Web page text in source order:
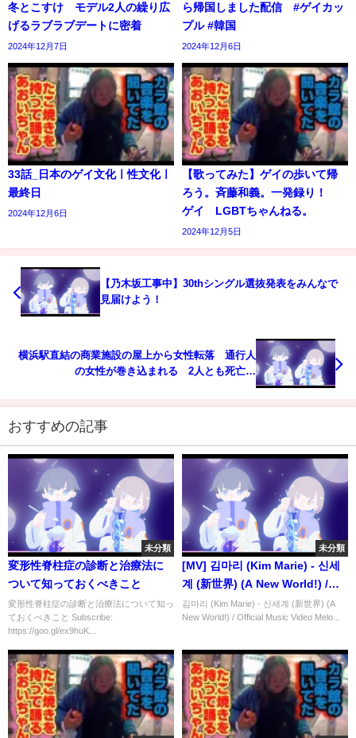
冬とこすけ モデル2人の繰り広
げるラブラブデートに密着
2024年12月7日
ら帰国しました配信 #ゲイカッ
プル #韓国
2024年12月6日
33話_日本のゲイ文化ㅣ性文化ㅣ
最終日
2024年12月6日
【歌ってみた】ゲイの歩いて帰
ろう。斉藤和義。一発録り！
ゲイ LGBTちゃんねる。
2024年12月5日
【乃木坂工事中】30thシングル選抜発表をみんなで
見届けよう！
横浜駅直結の商業施設の屋上から女性転落 通行人
の女性が巻き込まれる 2人とも死亡｜
おすすめの記事
未分類
変形性脊柱症の診断と治療法に
ついて知っておくべきこと
変形性脊柱症の診断と治療法について知っ
ておくべきこと Subscribe:
https://goo.gl/ex9huK...
未分類
[MV] 김마리 (Kim Marie) - 신세
계 (新世界) (A New World!) /
Official Music Video
김마리 (Kim Marie) - 신세계 (新世界) (A
New World!) / Official Music Video Melo...